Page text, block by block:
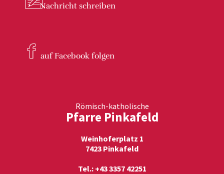
Nachricht schreiben
auf Facebook folgen
Römisch-katholische
Pfarre Pinkafeld
Weinhoferplatz 1
7423 Pinkafeld
Tel.: +43 3357 42251